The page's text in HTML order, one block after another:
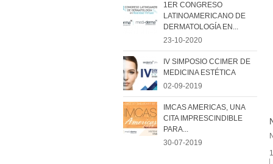
1ER CONGRESO
LATINOAMERICANO DE
DERMATOLOGÍA EN...
23-10-2020
IV SIMPOSIO CCIMER DE
MEDICINA ESTÉTICA
02-09-2019
IMCAS AMERICAS, UNA
CITA IMPRESCINDIBLE
PARA...
30-07-2019